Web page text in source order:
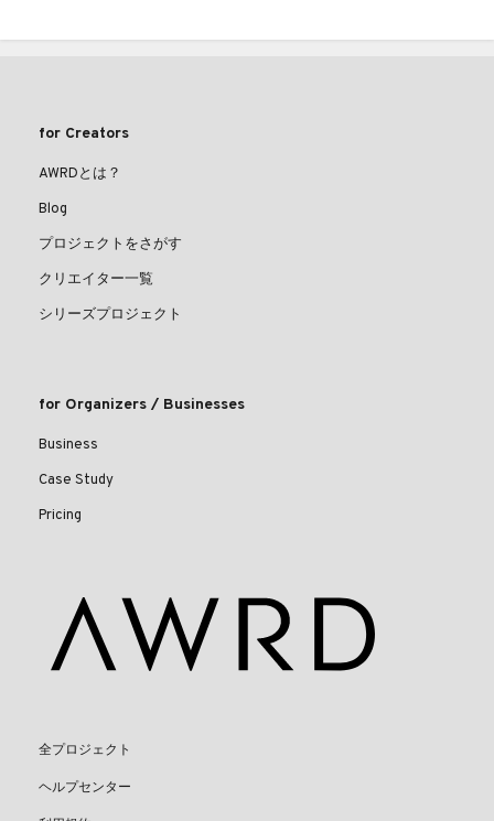
for Creators
AWRDとは？
Blog
プロジェクトをさがす
クリエイター一覧
シリーズプロジェクト
for Organizers / Businesses
Business
Case Study
Pricing
全プロジェクト
ヘルプセンター